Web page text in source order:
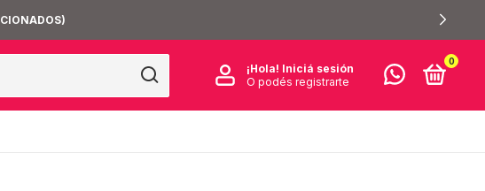
¡Hola! Iniciá sesión
O podés registrarte
0